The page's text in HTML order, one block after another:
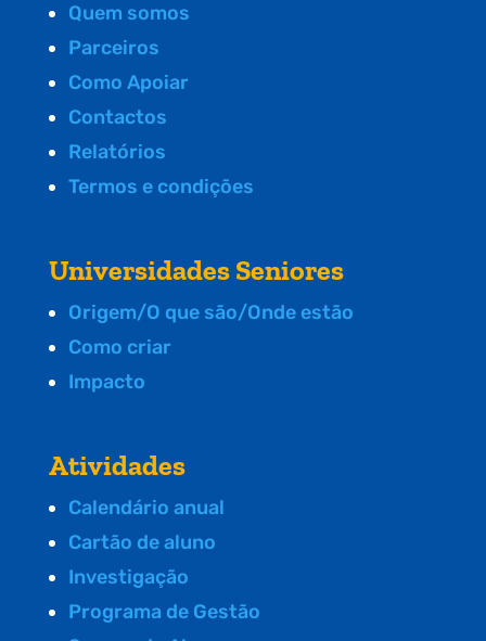
Quem somos
Parceiros
Como Apoiar
Contactos
Relatórios
Termos e condições
Universidades Seniores
Origem/O que são/Onde estão
Como criar
Impacto
Atividades
Calendário anual
Cartão de aluno
Investigação
Programa de Gestão